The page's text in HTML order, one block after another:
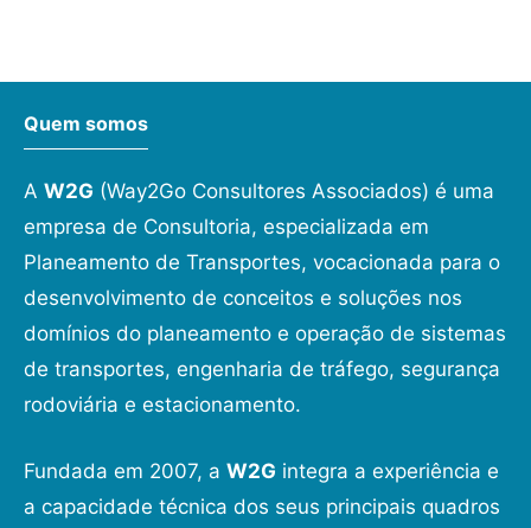
Quem somos
A W2G (Way2Go Consultores Associados) é uma
empresa de Consultoria, especializada em
Planeamento de Transportes, vocacionada para o
desenvolvimento de conceitos e soluções nos
domínios do planeamento e operação de sistemas
de transportes, engenharia de tráfego, segurança
rodoviária e estacionamento.
Fundada em 2007, a W2G integra a experiência e
a capacidade técnica dos seus principais quadros